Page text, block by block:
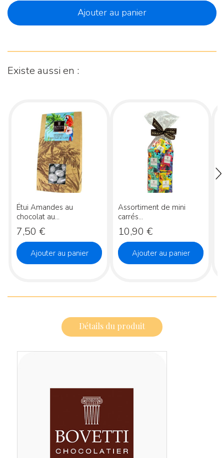
Ajouter au panier
Existe aussi en :
Étui Amandes au
chocolat au...
Prix
7,50 €
Ajouter au panier
Assortiment de mini
carrés...
Prix
10,90 €
Ajouter au panier
Détails du produit